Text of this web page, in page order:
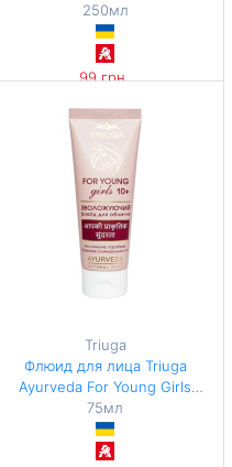
легкий 250мл
250мл
99 грн
Triuga
Флюид для лица Triuga
Ayurveda For Young Girls
увлажняющий 75мл
75мл